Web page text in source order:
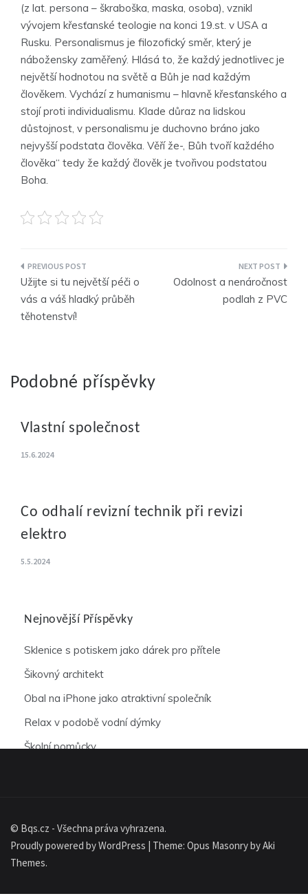
(z lat. persona – škraboška, maska, osoba), vznikl
vývojem křesťanské teologie na konci 19.st. v USA a
Rusku. Personalismus je filozofický směr, který je
nábožensky zaměřený. Hlásá to, že každý jednotlivec je
největší hodnotou na světě a Bůh je nad každým
člověkem. Vychází z humanismu – hlavně křesťanského a
stojí proti individualismu. Klade důraz na lidskou
důstojnost, v personalismu je duchovno bráno jako
nejvyšší podstata člověka. Věří že-, Bůh tvoří každého
člověka“ tedy že každý člověk je tvořivou podstatou
Boha.
Navigace
pro
příspěvek
Užijte si tu největší péči o
vás a váš hladký průběh
těhotenství!
Odolnost a nenáročnost
podlah z PVC
Podobné příspěvky
Vlastní společnost
15.6.2024
Co odhalí revizní technik při revizi
elektro
5.5.2024
Nejnovější Příspěvky
Sklenice s potiskem jako dárek pro přítele
Šikovný architekt
Obal na iPhone jako atraktivní společník
Relax v podobě vodní dýmky
Školní pomůcky
© Bqs.cz - Všechna práva vyhrazena.
Proudly powered by WordPress | Theme: Opus Masonry byAki
Themes.